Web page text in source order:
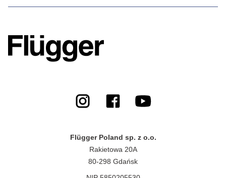
Flügger Poland sp. z o.o.
Rakietowa 20A
80-298 Gdańsk